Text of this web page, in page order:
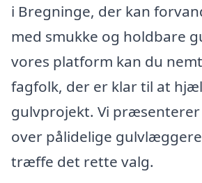
i Bregninge, der kan
med smukke og holdbare
vores platform kan du
fagfolk, der er klar til at
gulvprojekt. Vi
over pålidelige
træffe det rette valg.